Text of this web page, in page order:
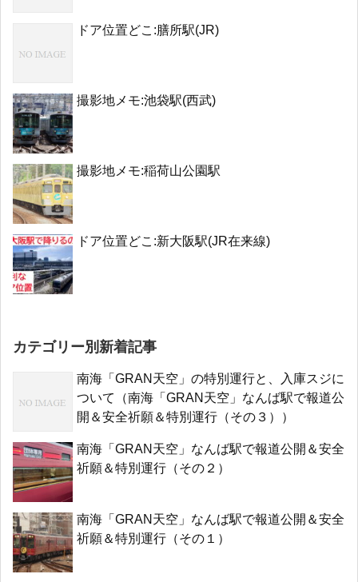
ドア位置どこ:膳所駅(JR)
撮影地メモ:池袋駅(西武)
撮影地メモ:稲荷山公園駅
ドア位置どこ:新大阪駅(JR在来線)
カテゴリー別新着記事
南海「GRAN天空」の特別運行と、入庫スジに
ついて（南海「GRAN天空」なんば駅で報道公
開＆安全祈願＆特別運行（その３））
南海「GRAN天空」なんば駅で報道公開＆安全
祈願＆特別運行（その２）
南海「GRAN天空」なんば駅で報道公開＆安全
祈願＆特別運行（その１）